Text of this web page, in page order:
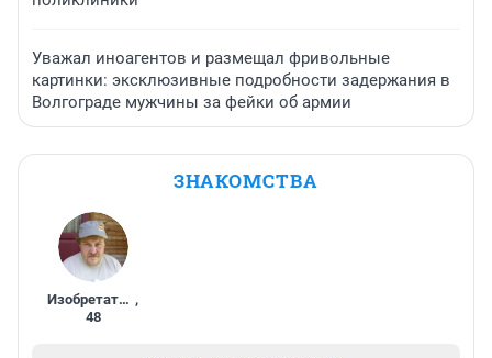
Уважал иноагентов и размещал фривольные
картинки: эксклюзивные подробности задержания в
Волгограде мужчины за фейки об армии
ЗНАКОМСТВА
Изобретатель ,
48